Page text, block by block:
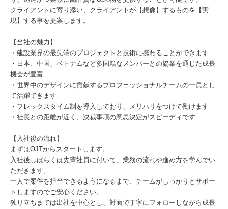
クライアントに寄り添い、クライアントが【想像】するものを【実
現】する事を提案します。
【当社の魅力】
・建設業界の最先端のプロジェクトと技術に携わることができます
・日本、中国、ベトナムなど多国籍なメンバーとの協業を通じた成長
機会が豊富
・世界中のデザインに貢献するプロフェッショナルチームの一員とし
て活躍できます
・フレックスタイム制を導入しており、メリハリをつけて働けます
・社長との距離が近く、決裁事項の意思決定がスピーディです
【入社後の流れ】
まずはOJTからスタートします。
入社後しばらくは先輩社員に付いて、業務の流れや進め方を学んでい
ただきます。
一人で案件を担当できるようになるまで、チームがしっかりとサポー
トしますのでご安心ください。
独り立ちまでは出社を中心とし、対面で丁寧にフォローしながら成長